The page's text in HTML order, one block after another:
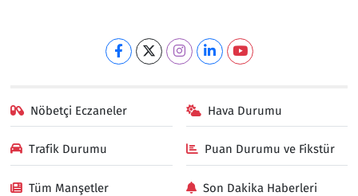
Nöbetçi Eczaneler Hava Durumu
Trafik Durumu Puan Durumu ve Fikstür
Tüm Manşetler Son Dakika Haberleri